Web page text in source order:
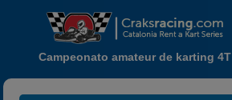
Campeonato amateur de karting 4T